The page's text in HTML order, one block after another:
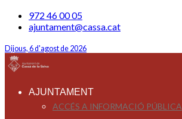
972 46 00 05
ajuntament@cassa.cat
Dijous, 6 d'agost de 2026
AJUNTAMENT
ACCÉS A INFORMACIÓ PÚBLICA